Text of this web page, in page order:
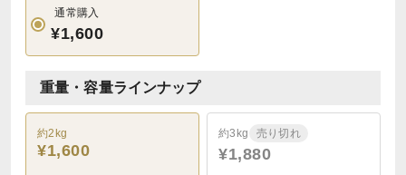
通常購入
¥1,600
重量・容量ラインナップ
約2kg
¥1,600
約3kg 売り切れ
¥1,880